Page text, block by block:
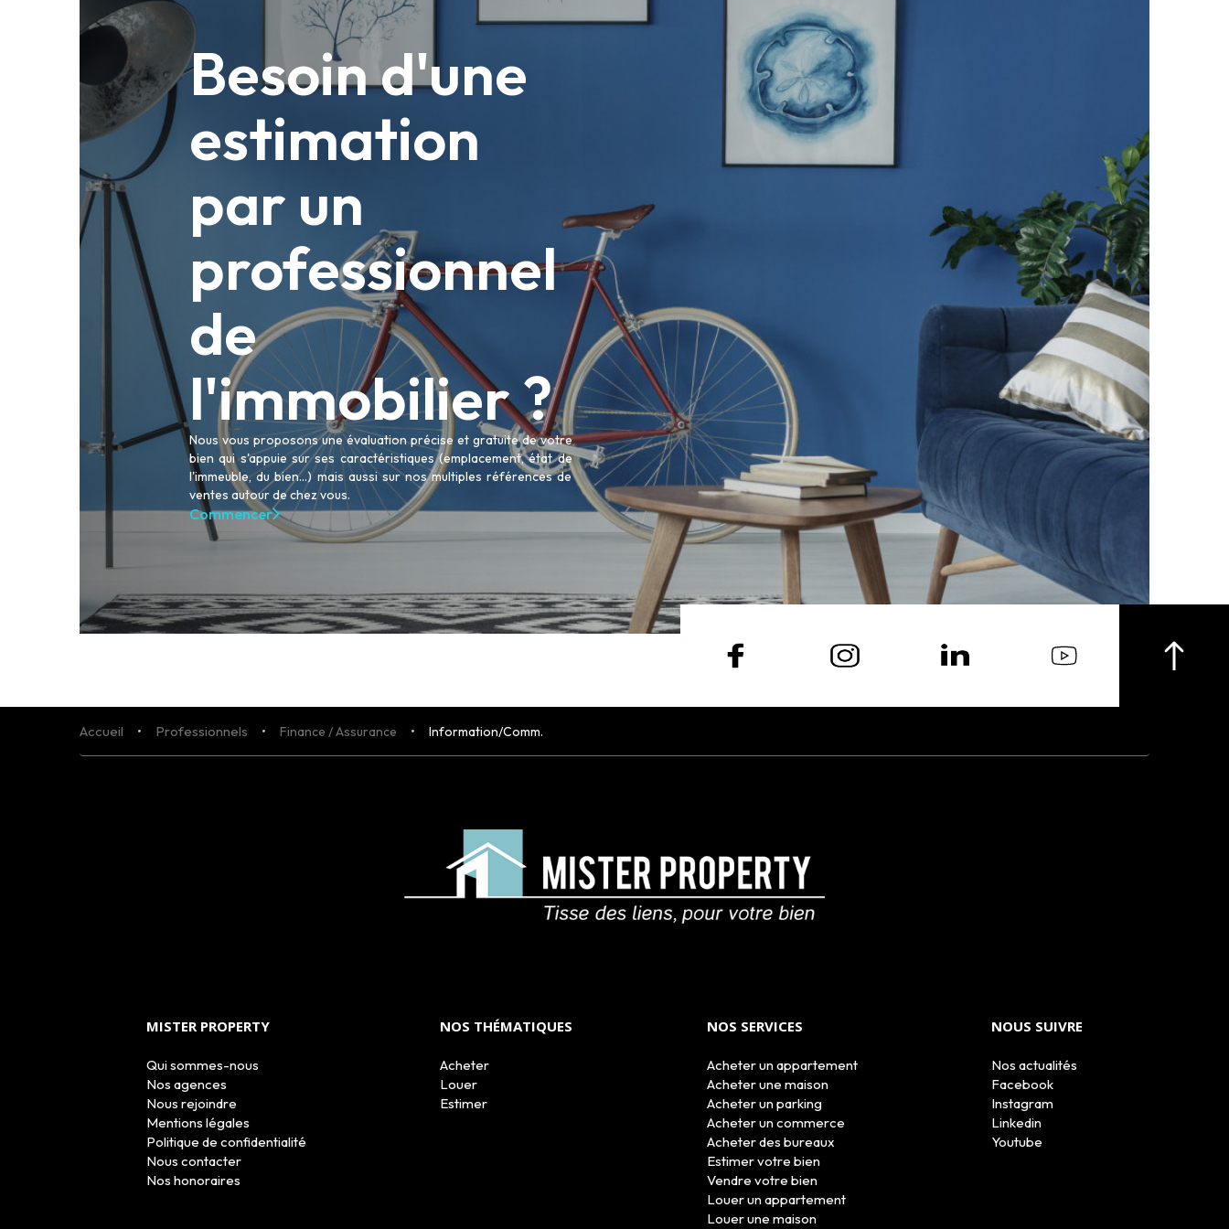
NOUS REJOINDRE
Besoin d'une
estimation
par un
professionnel
de
l'immobilier ?
Nous vous proposons une évaluation précise et gratuite de votre
bien qui s'appuie sur ses caractéristiques (emplacement, état de
l'immeuble, du bien...) mais aussi sur nos multiples références de
ventes autour de chez vous.
Commencer
Accueil Professionnels Finance / Assurance Information/Comm.
MISTER PROPERTY
Qui sommes-nous
Nos agences
Nous rejoindre
Mentions légales
Politique de confidentialité
Nous contacter
Nos honoraires
NOS THÉMATIQUES
Acheter
Louer
Estimer
NOS SERVICES
Acheter un appartement
Acheter une maison
Acheter un parking
Acheter un commerce
Acheter des bureaux
Estimer votre bien
Vendre votre bien
Louer un appartement
Louer une maison
NOUS SUIVRE
Nos actualités
Facebook
Instagram
Linkedin
Youtube